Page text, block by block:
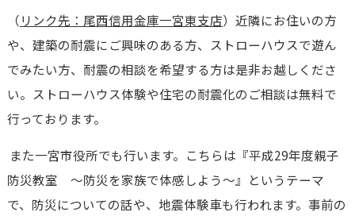
（リンク先：尾西信用金庫一宮東支店）近隣にお住いの方
や、建築の耐震にご興味のある方、ストローハウスで遊ん
でみたい方、耐震の相談を希望する方は是非お越しくださ
い。ストローハウス体験や住宅の耐震化のご相談は無料で
行っております。
また一宮市役所でも行います。こちらは『平成29年度親子
防災教室 ～防災を家族で体感しよう～』というテーマ
で、防災についての話や、地震体験車も行われます。事前の